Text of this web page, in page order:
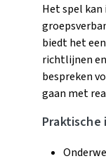
Het spel
biedt het
richtlijnen
bespreken
gaan met